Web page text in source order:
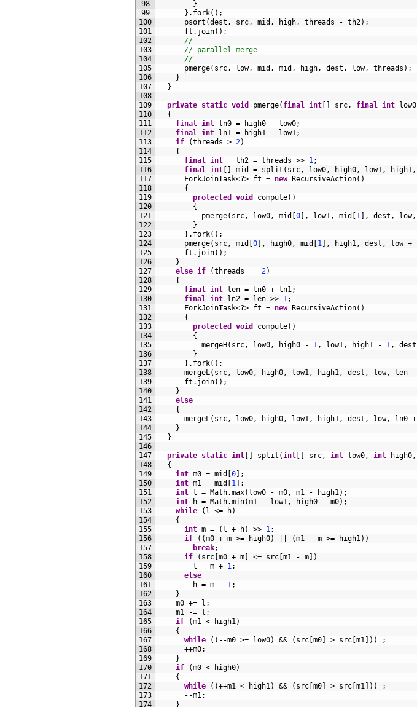
98
99
100
101
102
103
104
105
106
107
108
109
110
111
112
113
114
115
116
117
118
119
120
121
122
123
124
125
126
127
128
129
130
131
132
133
134
135
136
137
138
139
140
141
142
143
144
145
146
147
148
149
150
151
152
153
154
155
156
157
158
159
160
161
162
163
164
165
166
167
168
169
170
171
172
173
174
}
} . fork( ) ;
psort (dest , src, mid , high, threads - th2) ;
ft . join( ) ;
//
// parallel merge
//
pmerge( src, low, mid , mid , high, dest , low, threads ) ;
}
}
private static void pmerge( final int src, final int low0
{
final int ln0 = high0 - low0;
final int ln1 = high1 - low1;
if
(threads > 2)
{
final int th2 = threads >> 1;
final int mid = split ( src, low0, high0, low1, high1,
ForkJoinTask<?> ft = new RecursiveAction( )
{
protected
void compute( )
{
pmerge( src, low0, mid 0 , low1, mid 1 , dest , low,
}
} . fork( ) ;
pmerge( src, mid 0 , high0, mid 1 , high1, dest , low +
ft . join( ) ;
}
else if (threads == 2)
{
final int len = ln0 + ln1;
final int ln2 = len >> 1;
ForkJoinTask<?> ft = new RecursiveAction( )
{
protected
void compute( )
{
mergeH ( src, low0, high0 - 1, low1, high1 - 1, dest
}
} . fork( ) ;
mergeL( src, low0, high0, low1, high1, dest , low, len -
ft . join( ) ;
}
else
{
mergeL( src, low0, high0, low1, high1, dest , low, ln0 +
}
}
private static int split (int src, int low0, int high0,
{
int m0 = mid 0
;
int m1 = mid 1
;
int
l = Math.max( low0 - m0, m1 - high1) ;
int
h = Math.min(m1 - low1, high0 - m0) ;
while
( l <= h)
{
int m = ( l + h) >> 1;
if
( (m0 + m >= high0) (m1 - m >= high1) )
break;
if
( src m0 + m <= src m1 - m
)
l = m + 1;
else
h = m - 1;
}
m0 += l ;
m1
-= l ;
if
(m1 < high1)
{
while
( ( --m0 >= low0) && ( src m0 > src m1 ) )
;
++m0;
}
if
(m0 < high0)
{
while
( (++m1 < high1) && ( src m0 > src m1 ) )
;
--m1;
}